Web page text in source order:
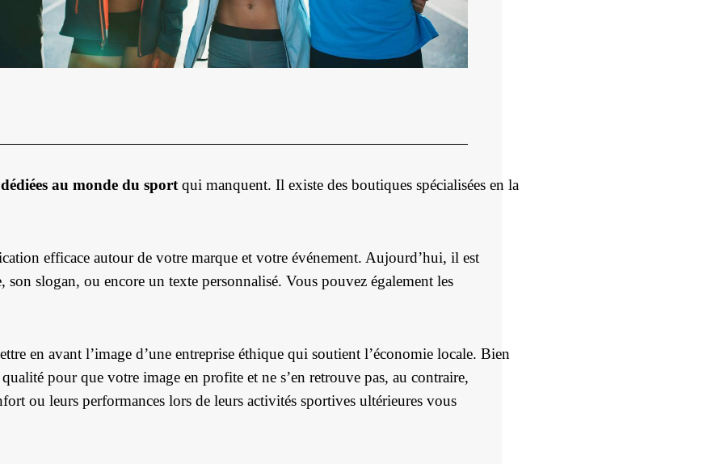
au monde du sport qui manquent. Il existe des boutiques spécialisées en la
efficace autour de votre marque et votre événement. Aujourd’hui, il est
slogan, ou encore un texte personnalisé. Vous pouvez également les
en avant l’image d’une entreprise éthique qui soutient l’économie locale. Bien
pour que votre image en profite et ne s’en retrouve pas, au contraire,
ou leurs performances lors de leurs activités sportives ultérieures vous